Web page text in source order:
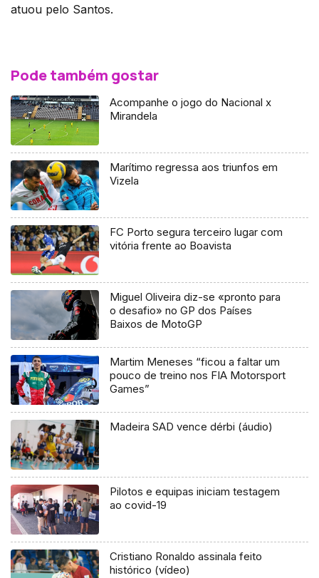
atuou pelo Santos.
Pode também gostar
Acompanhe o jogo do Nacional x
Mirandela
Marítimo regressa aos triunfos em
Vizela
FC Porto segura terceiro lugar com
vitória frente ao Boavista
Miguel Oliveira diz-se «pronto para
o desafio» no GP dos Países
Baixos de MotoGP
Martim Meneses “ficou a faltar um
pouco de treino nos FIA Motorsport
Games”
Madeira SAD vence dérbi (áudio)
Pilotos e equipas iniciam testagem
ao covid-19
Cristiano Ronaldo assinala feito
histórico (vídeo)